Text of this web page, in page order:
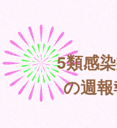
5類感
の週